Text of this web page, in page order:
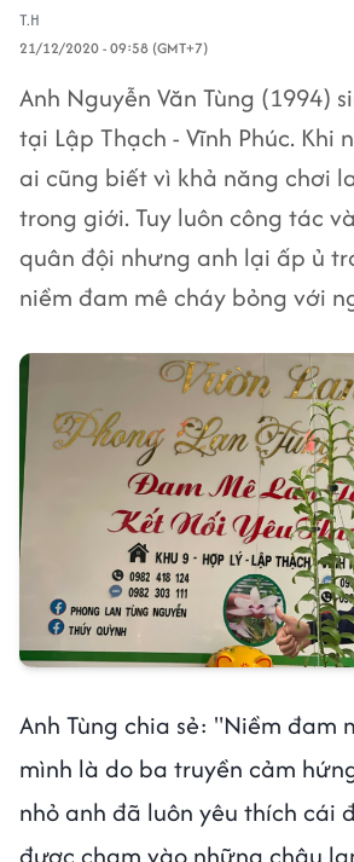
T.H
21/12/2020 - 09:58 (GMT+7)
Anh Nguyễn Văn Tùng (1994)
tại Lập Thạch - Vĩnh Phúc. Khi
ai cũng biết vì khả năng chơi
trong giới. Tuy luôn công tác
quân đội nhưng anh lại ấp ủ
niềm đam mê cháy bỏng với
Anh Tùng chia sẻ: "Niềm đam
mình là do ba truyền cảm
nhỏ anh đã luôn yêu thích cái
được chạm vào những chậu